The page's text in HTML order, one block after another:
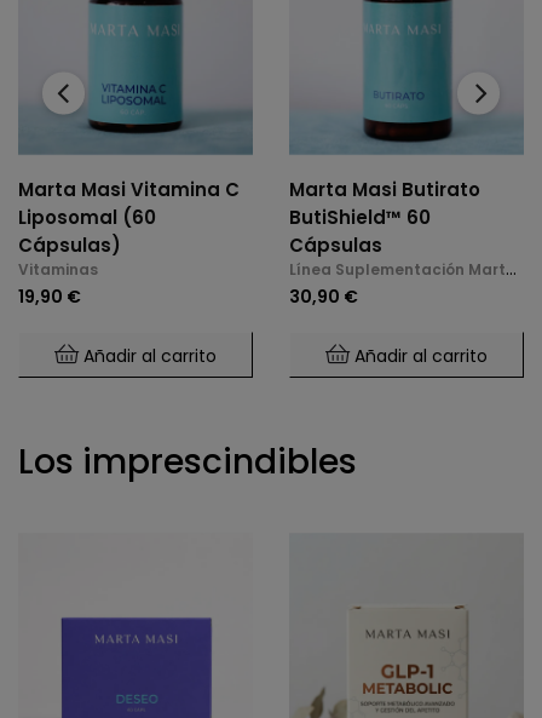
Marta Masi Vitamina C
Liposomal (60
Cápsulas)
Vitaminas
19,90 €
Añadir al carrito
Marta Masi Butirato
ButiShield™ 60
Cápsulas
Línea Suplementación Marta
Masi
30,90 €
Añadir al carrito
‹ ›
Los imprescindibles